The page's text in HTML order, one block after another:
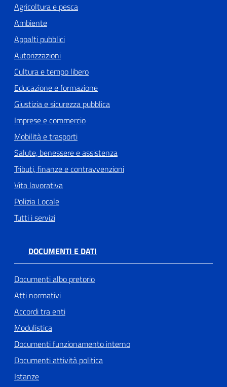
Agricoltura e pesca
Ambiente
Appalti pubblici
Autorizzazioni
Cultura e tempo libero
Educazione e formazione
Giustizia e sicurezza pubblica
Imprese e commercio
Mobilità e trasporti
Salute, benessere e assistenza
Tributi, finanze e contravvenzioni
Vita lavorativa
Polizia Locale
Tutti i servizi
DOCUMENTI E DATI
Documenti albo pretorio
Atti normativi
Accordi tra enti
Modulistica
Documenti funzionamento interno
Documenti attività politica
Istanze